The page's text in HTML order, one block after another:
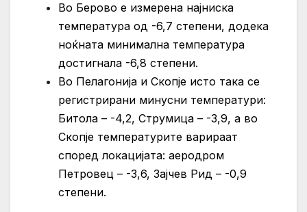
Во Берово е измерена најниска
температура од -6,7 степени, додека
ноќната минимална температура
достигнала -6,8 степени.
Во Пелагонија и Скопје исто така се
регистрирани минусни температури:
Битола – -4,2, Струмица – -3,9, а во
Скопје температурите варираат
според локацијата: аеродром
Петровец – -3,6, Зајчев Рид – -0,9
степени.